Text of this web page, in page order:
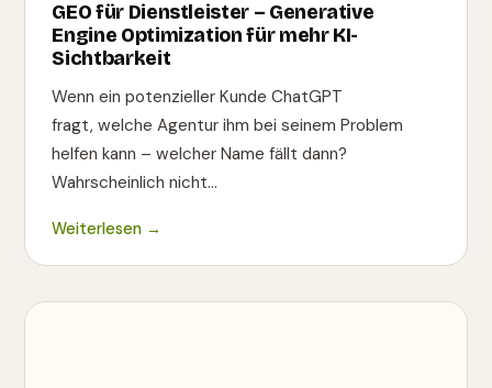
GEO für Dienstleister – Generative
Engine Optimization für mehr KI-
Sichtbarkeit
Wenn ein potenzieller Kunde ChatGPT
fragt, welche Agentur ihm bei seinem Problem
helfen kann – welcher Name fällt dann?
Wahrscheinlich nicht…
Weiterlesen →